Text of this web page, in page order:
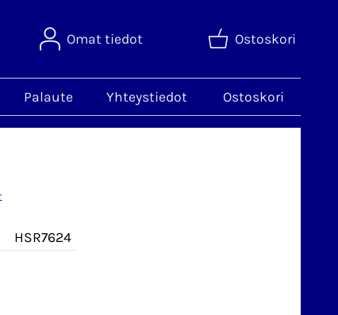
Omat tiedot Ostoskori
Palaute Yhteystiedot Ostoskori
HSR7624